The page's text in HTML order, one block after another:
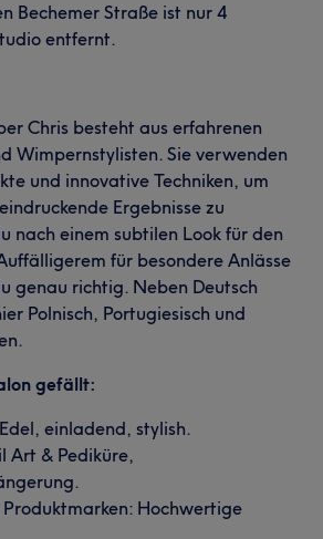
Bechemer Straße ist nur 4
entfernt.
Chris besteht aus erfahrenen
Wimpernstylisten. Sie verwenden
und innovative Techniken, um
Ergebnisse zu
nach einem subtilen Look für den
für besondere Anlässe
genau richtig. Neben Deutsch
Polnisch, Portugiesisch und
gefällt:
einladend, stylish.
Art & Pediküre,
Hochwertige